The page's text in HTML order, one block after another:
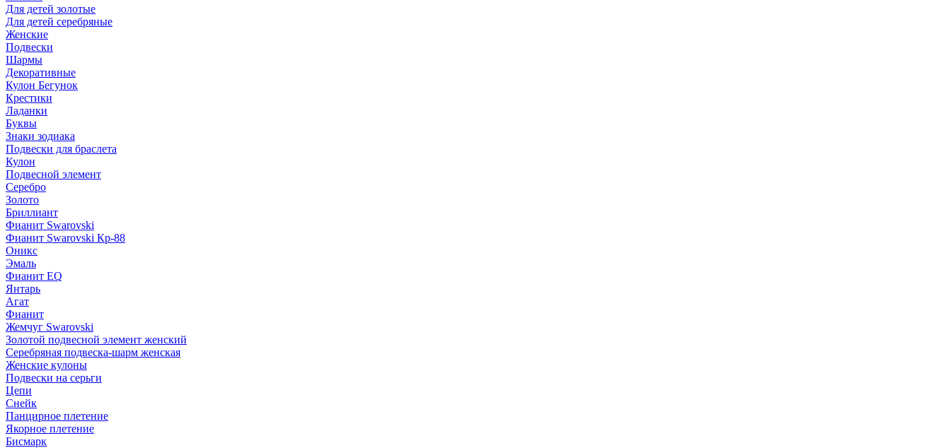
Для детей золотые
Для детей серебряные
Женские
Подвески
Шармы
Декоративные
Кулон Бегунок
Крестики
Ладанки
Буквы
Знаки зодиака
Подвески для браслета
Кулон
Подвесной элемент
Серебро
Золото
Бриллиант
Фианит Swarovski
Фианит Swarovski Кр-88
Оникс
Эмаль
Фианит EQ
Янтарь
Агат
Фианит
Жемчуг Swarovski
Золотой подвесной элемент женcкий
Серебряная подвеска-шарм женская
Женские кулоны
Подвески на серьги
Цепи
Снейк
Панцирное плетение
Якорное плетение
Бисмарк